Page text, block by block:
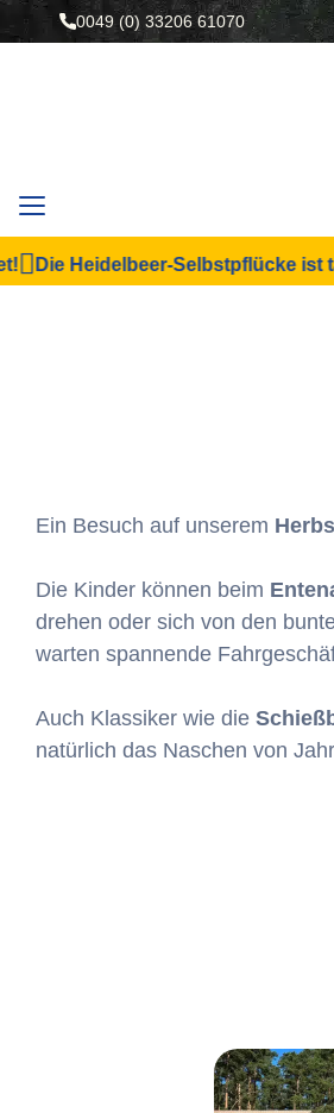
0049 (0) 33206 61070
Heidelbeer-Selbstpflücke ist
Ein Besuch auf unserem
Die Kinder können beim
drehen oder sich von den
warten spannende
Auch Klassiker wie die
natürlich das Naschen von